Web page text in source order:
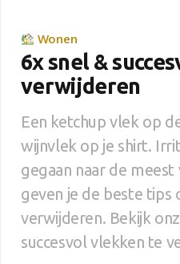
Wonen
6x snel &
verwijderen
Een ketchup vlek op
wijnvlek op je shirt.
gegaan naar de
geven je de beste tips
verwijderen. Bekijk
succesvol vlekken te